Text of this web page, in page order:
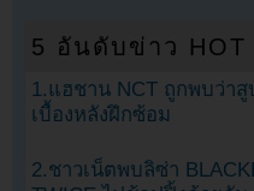
5 อันดับข่าว HOT
1.แฮชาน NCT ถูกพบว่า
เบื้องหลังฝึกซ้อม
2.ชาวเน็ตพบลิซ่า